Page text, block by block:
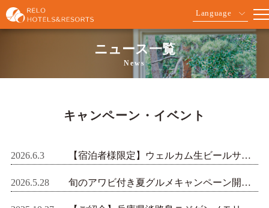
Language
ニュース一覧
News
キャンペーン・イベント
2026.6.3 【宿泊者様限定】ウェルカム生ビールサービス開催中！
2026.5.28 旬のアワビ付き夏グルメキャンペーン開催｜夕食が期間限定でグレードアップ